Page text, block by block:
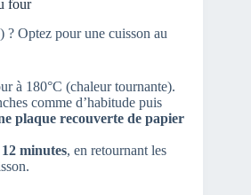
four
? Optez pour une cuisson au
à 180°C (chaleur tournante).
comme d’habitude puis
plaque recouverte de papier
minutes, en retournant les